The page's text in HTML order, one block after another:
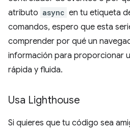
atributo async en tu etiqueta
comandos, espero que esta
comprender por qué un
información para proporcionar
rápida y fluida.
Usa Lighthouse
Si quieres que tu código sea